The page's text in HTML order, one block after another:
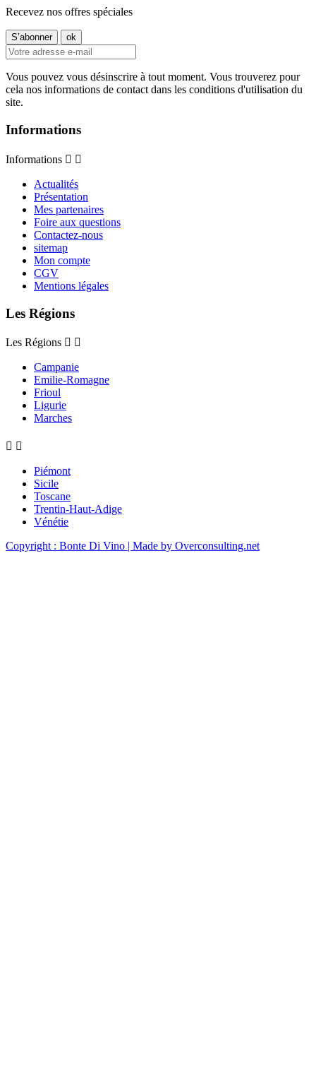
Recevez nos offres spéciales
Vous pouvez vous désinscrire à tout moment. Vous trouverez pour
cela nos informations de contact dans les conditions d'utilisation du
site.
Informations
Informations  
Actualités
Présentation
Mes partenaires
Foire aux questions
Contactez-nous
sitemap
Mon compte
CGV
Mentions légales
Les Régions
Les Régions  
Campanie
Emilie-Romagne
Frioul
Ligurie
Marches
 
Piémont
Sicile
Toscane
Trentin-Haut-Adige
Vénétie
Copyright : Bonte Di Vino | Made by Overconsulting.net